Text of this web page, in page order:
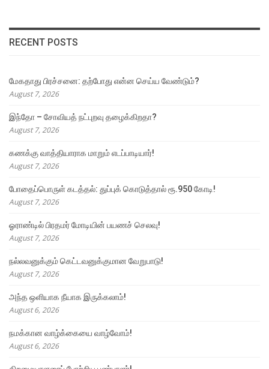
RECENT POSTS
மேகதாது பிரச்சனை: தற்போது என்ன செய்ய வேண்டும்?
August 7, 2026
இந்தோ – சோவியத் நட்புறவு தழைக்கிறதா?
August 7, 2026
கணக்கு வாத்தியாராக மாறும் எடப்பாடியார்!
August 7, 2026
போதைப்பொருள் கடத்தல்: துப்புக் கொடுத்தால் ரூ.950 கோடி!
August 7, 2026
ஓராண்டில் பிரதமர் மோடியின் பயணச் செலவு!
August 7, 2026
நல்லவனுக்கும் கெட்டவனுக்குமான வேறுபாடு!
August 7, 2026
அந்த ஒளியாக நீயாக இருக்கலாம்!
August 6, 2026
நமக்கான வாழ்க்கையை வாழ்வோம்!
August 6, 2026